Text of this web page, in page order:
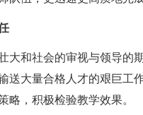
和社会的审视与领导的期
送大量合格人才的艰巨工
略，积极检验教学效果。